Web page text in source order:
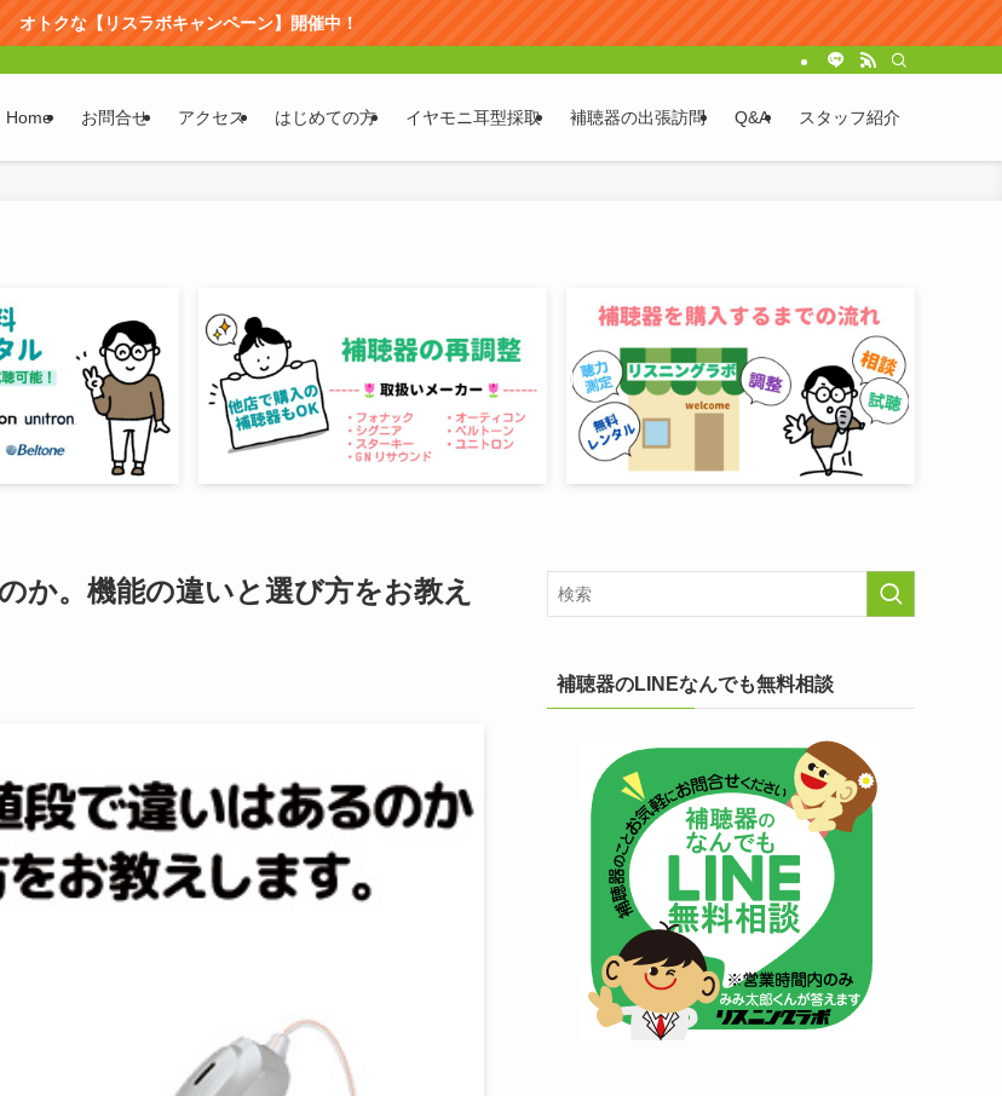
オトクな【リスラボキャンペーン】開催中！
Home お問合せ アクセス はじめての方 イヤモニ耳型採取 補聴器の出張訪問 Q&A スタッフ紹介
か。機能の違いと選び方をお教え
補聴器のLINEなんでも無料相談